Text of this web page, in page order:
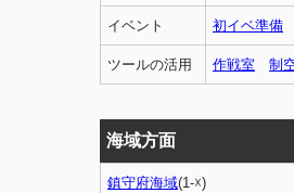
イベント 初イベ準備
ツールの活用 作戦室 制
海域方面
鎮守府海域(1-☓)